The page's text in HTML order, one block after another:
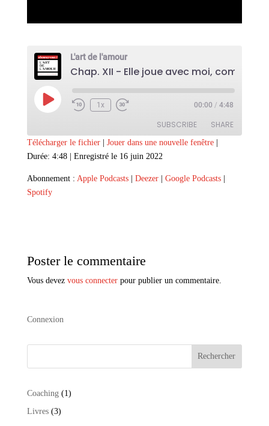
L'art de l'amour
Play
Episode
1x 00:00 / 4:48
SUBSCRIBE SHARE
Apple Podcasts Deezer
Google Podcasts Spotify
RSS FEED
SHARE
LINK
Télécharger le fichier| Jouer dans une nouvelle fenêtre|
Durée: 4:48| Enregistré le 16 juin 2022
Abonnement : Apple Podcasts| Deezer| Google Podcasts|
Spotify
Poster le commentaire
Vous devez vous connecterpour publier un commentaire.
Connexion
Rechercher
Coaching 11
Livres 33